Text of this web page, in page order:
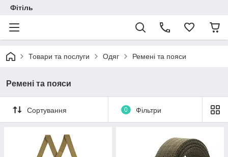
Фітіль
Товари та послуги Одяг Ремені та пояси
Ремені та пояси
Сортування 0 Фільтри